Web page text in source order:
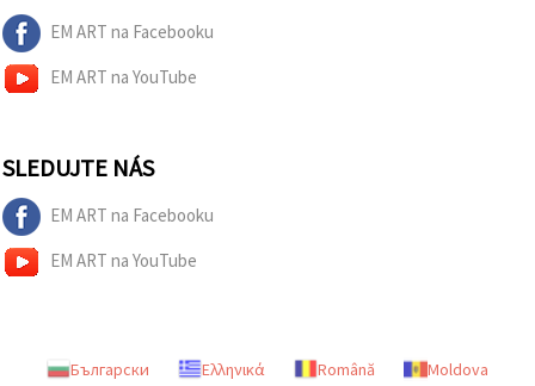
EM ART na Facebooku
EM ART na YouTube
SLEDUJTE NÁS
EM ART na Facebooku
EM ART na YouTube
Български Ελληνικά Română Moldova